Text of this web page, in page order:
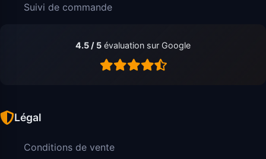
Suivi de commande
4.5 / 5 évaluation sur Google
Légal
Conditions de vente